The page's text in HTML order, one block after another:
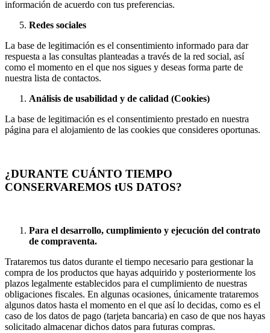
información de acuerdo con tus preferencias.
Redes sociales
La base de legitimación es el consentimiento informado para dar
respuesta a las consultas planteadas a través de la red social, así
como el momento en el que nos sigues y deseas forma parte de
nuestra lista de contactos.
Análisis de usabilidad y de calidad (Cookies)
La base de legitimación es el consentimiento prestado en nuestra
página para el alojamiento de las cookies que consideres oportunas.
¿DURANTE CUÁNTO TIEMPO
CONSERVAREMOS tUS DATOS?
Para el desarrollo, cumplimiento y ejecución del contrato
de compraventa.
Trataremos tus datos durante el tiempo necesario para gestionar la
compra de los productos que hayas adquirido y posteriormente los
plazos legalmente establecidos para el cumplimiento de nuestras
obligaciones fiscales. En algunas ocasiones, únicamente trataremos
algunos datos hasta el momento en el que así lo decidas, como es el
caso de los datos de pago (tarjeta bancaria) en caso de que nos hayas
solicitado almacenar dichos datos para futuras compras.